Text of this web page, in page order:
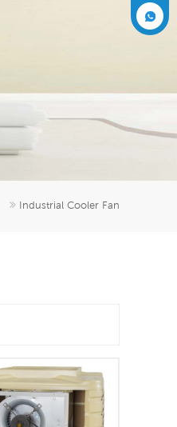
Industrial Cooler Fan
3555
iboly.co
evaporat
er
5951777